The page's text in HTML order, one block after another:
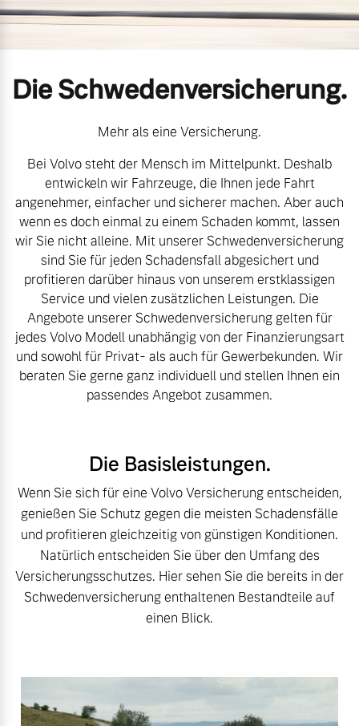
Geschäftskunden
Editionsmodelle
Konnektivität
Angebot anfragen
Fahrzeug konfigurieren
Volvo Selekt
Gebrauchtwagen
Die Neuwagenalternative
Mehr erfahren
Editionsmodelle
Jetzt kennenlernen
Volvo Gebrauchtwagenbörse
Aktuelle Zubehörangebote
Zubehörkatalog
Aktuelle Serviceangebote
Service by Volvo
Sie erhalten bei uns eine
Vielzahl von Original
Volvo Winter- und
Sommer Kompletträder.
Mehr erfahren
Frühjahrscheck
Entdecken Sie unsere
saisonalen Angebote.
Mehr erfahren
Finanzierung & Leasing
Kontakt und Anfahrt
Die Schwedenversicherung.
Mehr als eine Versicherung.
Bei Volvo steht der Mensch im Mittelpunkt. Deshalb
entwickeln wir Fahrzeuge, die Ihnen jede Fahrt
angenehmer, einfacher und sicherer machen. Aber auch
wenn es doch einmal zu einem Schaden kommt, lassen
wir Sie nicht alleine. Mit unserer Schwedenversicherung
sind Sie für jeden Schadensfall abgesichert und
profitieren darüber hinaus von unserem erstklassigen
Service und vielen zusätzlichen Leistungen. Die
Angebote unserer Schwedenversicherung gelten für
jedes Volvo Modell unabhängig von der Finanzierungsart
und sowohl für Privat- als auch für Gewerbekunden. Wir
beraten Sie gerne ganz individuell und stellen Ihnen ein
passendes Angebot zusammen.
Die Basisleistungen.
Wenn Sie sich für eine Volvo Versicherung entscheiden,
genießen Sie Schutz gegen die meisten Schadensfälle
und profitieren gleichzeitig von günstigen Konditionen.
Natürlich entscheiden Sie über den Umfang des
Versicherungsschutzes. Hier sehen Sie die bereits in der
Schwedenversicherung enthaltenen Bestandteile auf
einen Blick.